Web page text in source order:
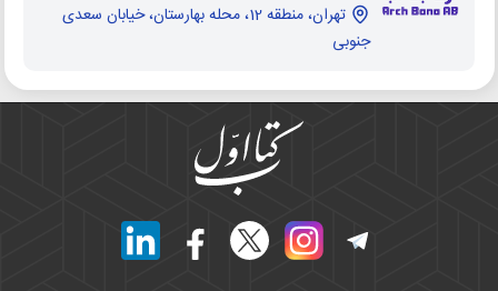
تهران، منطقه 12، محله بهارستان، خیابان سعدی
جنوبی